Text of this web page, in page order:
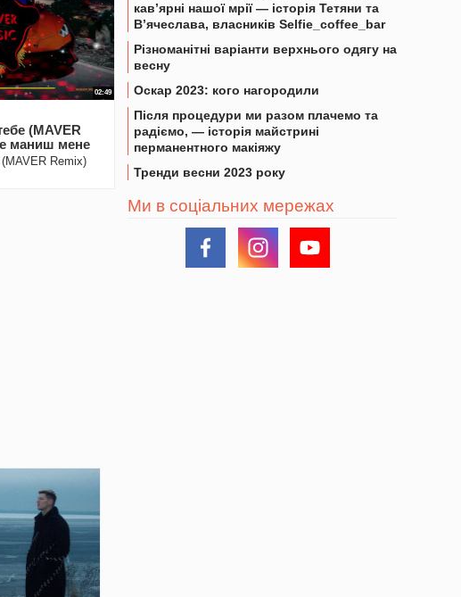
02:49
(MAVER
маниш мене
Remix)
кав’ярні нашої мрії — історія Тетяни та
В’ячеслава, власників Selfie_coffee_bar
Різноманітні варіанти верхнього одягу на
весну
Оскар 2023: кого нагородили
Після процедури ми разом плачемо та
радіємо, — історія майстрині
перманентного макіяжу
Тренди весни 2023 року
Ми в соціальних мережах